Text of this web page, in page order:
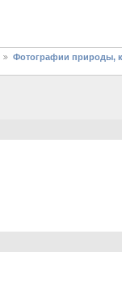
Фотографии природы,